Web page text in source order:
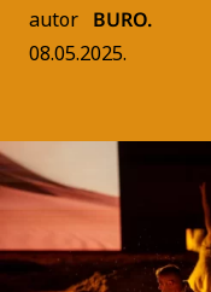
autor BURO.
08.05.2025.